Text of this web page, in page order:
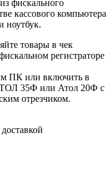
фискального
кассового компьютера
ноутбук.
товары в чек
регистраторе
ПК или включить в
35Ф или Атол 20Ф с
отрезчиком.